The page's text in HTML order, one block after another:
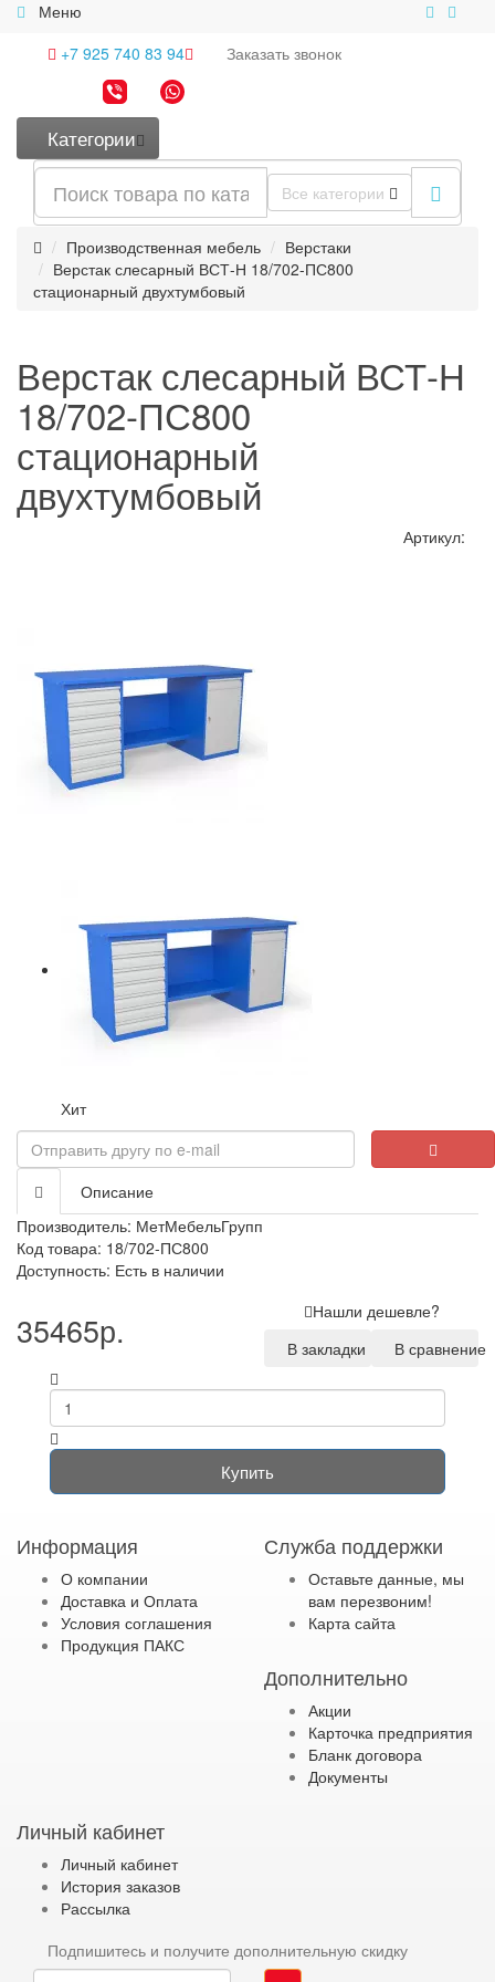
Меню
+7 925 740 83 94
Заказать звонок
Категории
Все категории
Производственная мебель
Верстаки
Верстак слесарный ВСТ-Н 18/702-ПС800
стационарный двухтумбовый
Верстак слесарный ВСТ-Н
18/702-ПС800
стационарный
двухтумбовый
Артикул:
Хит
Описание
Производитель: МетМебельГрупп
Код товара: 18/702-ПС800
Доступность: Есть в наличии
35465р.
Нашли дешевле?
В закладки
В сравнение
Купить
Информация
О компании
Доставка и Оплата
Условия соглашения
Продукция ПАКС
Служба поддержки
Оставьте данные, мы
вам перезвоним!
Карта сайта
Дополнительно
Акции
Карточка предприятия
Бланк договора
Документы
Личный кабинет
Личный кабинет
История заказов
Рассылка
Подпишитесь и получите дополнительную скидку